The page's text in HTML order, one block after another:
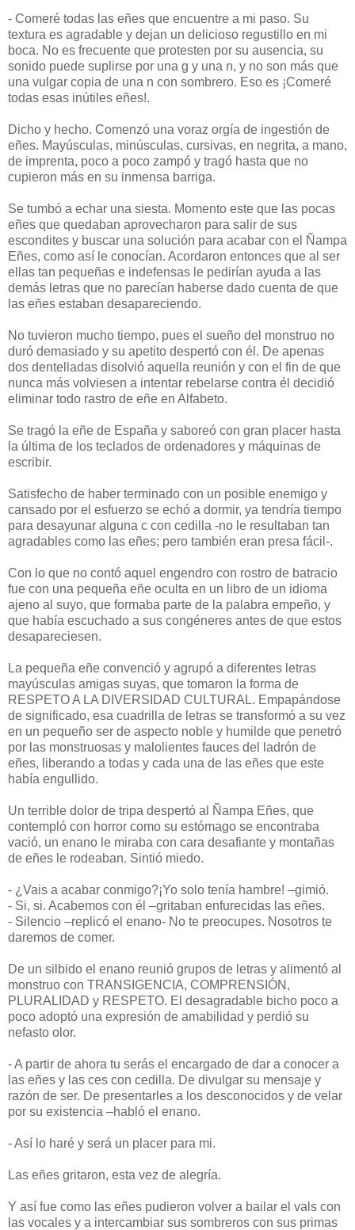
- Comeré todas las eñes que encuentre a mi paso. Su
textura es agradable y dejan un delicioso regustillo en mi
boca. No es frecuente que protesten por su ausencia, su
sonido puede suplirse por una g y una n, y no son más que
una vulgar copia de una n con sombrero. Eso es ¡Comeré
todas esas inútiles eñes!.
Dicho y hecho. Comenzó una voraz orgía de ingestión de
eñes. Mayúsculas, minúsculas, cursivas, en negrita, a mano,
de imprenta, poco a poco zampó y tragó hasta que no
cupieron más en su inmensa barriga.
Se tumbó a echar una siesta. Momento este que las pocas
eñes que quedaban aprovecharon para salir de sus
escondites y buscar una solución para acabar con el Ñampa
Eñes, como así le conocían. Acordaron entonces que al ser
ellas tan pequeñas e indefensas le pedirían ayuda a las
demás letras que no parecían haberse dado cuenta de que
las eñes estaban desapareciendo.
No tuvieron mucho tiempo, pues el sueño del monstruo no
duró demasiado y su apetito despertó con él. De apenas
dos dentelladas disolvió aquella reunión y con el fin de que
nunca más volviesen a intentar rebelarse contra él decidió
eliminar todo rastro de eñe en Alfabeto.
Se tragó la eñe de España y saboreó con gran placer hasta
la última de los teclados de ordenadores y máquinas de
escribir.
Satisfecho de haber terminado con un posible enemigo y
cansado por el esfuerzo se echó a dormir, ya tendría tiempo
para desayunar alguna c con cedilla -no le resultaban tan
agradables como las eñes; pero también eran presa fácil-.
Con lo que no contó aquel engendro con rostro de batracio
fue con una pequeña eñe oculta en un libro de un idioma
ajeno al suyo, que formaba parte de la palabra empeño, y
que había escuchado a sus congéneres antes de que estos
desapareciesen.
La pequeña eñe convenció y agrupó a diferentes letras
mayúsculas amigas suyas, que tomaron la forma de
RESPETO A LA DIVERSIDAD CULTURAL. Empapándose
de significado, esa cuadrilla de letras se transformó a su vez
en un pequeño ser de aspecto noble y humilde que penetró
por las monstruosas y malolientes fauces del ladrón de
eñes, liberando a todas y cada una de las eñes que este
había engullido.
Un terrible dolor de tripa despertó al Ñampa Eñes, que
contempló con horror como su estómago se encontraba
vació, un enano le miraba con cara desafiante y montañas
de eñes le rodeaban. Sintió miedo.
- ¿Vais a acabar conmigo?¡Yo solo tenía hambre! –gimió.
- Si, si. Acabemos con él –gritaban enfurecidas las eñes.
- Silencio –replicó el enano- No te preocupes. Nosotros te
daremos de comer.
De un silbido el enano reunió grupos de letras y alimentó al
monstruo con TRANSIGENCIA, COMPRENSIÓN,
PLURALIDAD y RESPETO. El desagradable bicho poco a
poco adoptó una expresión de amabilidad y perdió su
nefasto olor.
- A partir de ahora tu serás el encargado de dar a conocer a
las eñes y las ces con cedilla. De divulgar su mensaje y
razón de ser. De presentarles a los desconocidos y de velar
por su existencia –habló el enano.
- Así lo haré y será un placer para mi.
Las eñes gritaron, esta vez de alegría.
Y así fue como las eñes pudieron volver a bailar el vals con
las vocales y a intercambiar sus sombreros con sus primas